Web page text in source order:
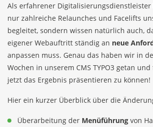
Als erfahrener Digitalisierungsdienstleister
nur zahlreiche Relaunches und Facelifts
begleitet, sondern wissen natürlich auch,
eigener Webauftritt ständig an neue
anpassen muss. Genau das haben wir in
Wochen in unserem CMS TYPO3 getan und
jetzt das Ergebnis präsentieren zu können!
Hier ein kurzer Überblick über die
Überarbeitung der Menüführung von